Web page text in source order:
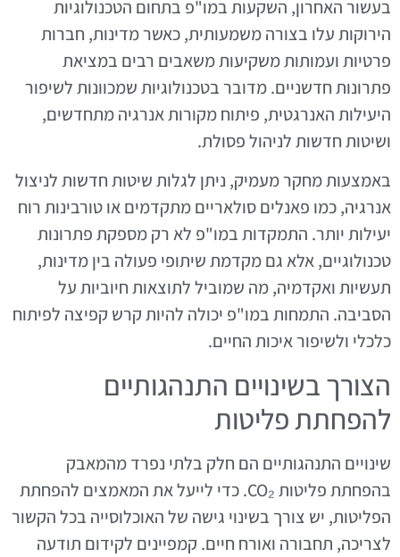
בעשור האחרון, השקעות במו"פ בתחום הטכנולוגיות
הירוקות עלו בצורה משמעותית, כאשר מדינות, חברות
פרטיות ועמותות משקיעות משאבים רבים במציאת
פתרונות חדשניים. מדובר בטכנולוגיות שמכוונות לשיפור
היעילות האנרגטית, פיתוח מקורות אנרגיה מתחדשים,
ושיטות חדשות לניהול פסולת.
באמצעות מחקר מעמיק, ניתן לגלות שיטות חדשות לניצול
אנרגיה, כמו פאנלים סולאריים מתקדמים או טורבינות רוח
יעילות יותר. התמקדות במו"פ לא רק מספקת פתרונות
טכנולוגיים, אלא גם מקדמת שיתופי פעולה בין מדינות,
תעשיות ואקדמיה, מה שמוביל לתוצאות חיוביות על
הסביבה. התמחות במו"פ יכולה להיות קרש קפיצה לפיתוח
כלכלי ולשיפור איכות החיים.
הצורך בשינויים התנהגותיים
להפחתת פליטות
שינויים התנהגותיים הם חלק בלתי נפרד מהמאבק
בהפחתת פליטות CO₂. כדי לייעל את המאמצים להפחתת
הפליטות, יש צורך בשינוי גישה של האוכלוסייה בכל הקשור
לצריכה, תחבורה ואורח חיים. קמפיינים לקידום תודעה